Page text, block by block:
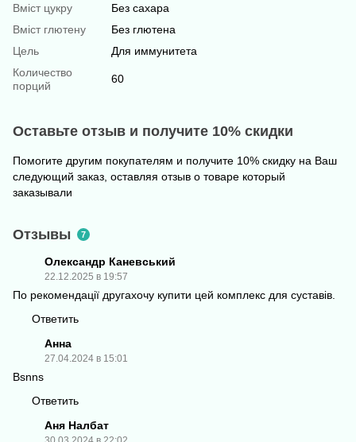
Вміст цукру
Без сахара
Вміст глютену
Без глютена
Цель
Для иммунитета
Количество
порций
60
Оставьте отзыв и получите 10% скидки
Помогите другим покупателям и получите 10% скидку на Ваш
следующий заказ, оставляя отзыв о товаре который
заказывали
Отзывы 7
Олександр Каневський
22.12.2025 в 19:57
По рекомендації другахочу купити цей комплекс для суставів.
Ответить
Анна
27.04.2024 в 15:01
Bsnns
Ответить
Аня Налбат